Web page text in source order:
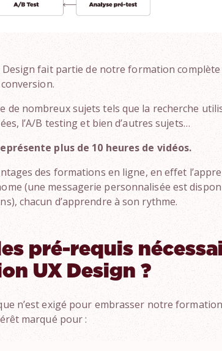
Design fait partie de notre formation
nombreux sujets tels que la recherche
l’A/B testing et bien d’autres sujets…
plus de 10 heures de vidéos.
des formations en ligne, en effet
(une messagerie personnalisée est
chacun d’apprendre à son rythme.
pré-requis
UX Design ?
n’est exigé pour embrasser notre
marqué pour :